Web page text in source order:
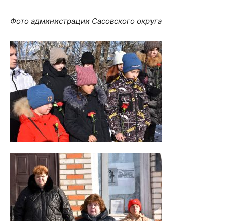
Фото администрации Сасовского округа